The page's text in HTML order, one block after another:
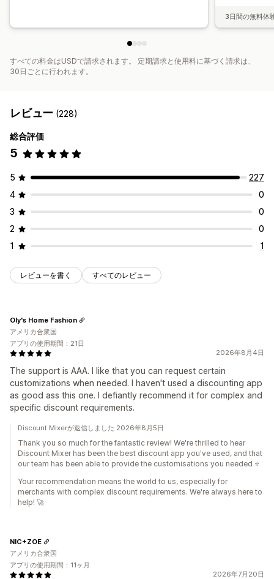
3日間の無料体
すべての料金はUSDで請求されます。 定期請求と使用料に基づく請求は、
30日ごとに行われます。
レビュー (228)
総合評価
5
5
227
4
0
3
0
2
0
1
1
レビューを書く すべてのレビュー
2026年8月4日
The support is AAA. I like that you can request certain
customizations when needed. I haven't used a discounting app
as good ass this one. I defiantly recommend it for complex and
specific discount requirements.
Oly's Home Fashion
アメリカ合衆国
アプリの使用期間：21日
Discount Mixerが返信しました 2026年8月5日
Thank you so much for the fantastic review! We're thrilled to hear
Discount Mixer has been the best discount app you've used, and that
our team has been able to provide the customisations you needed ⭐
Your recommendation means the world to us, especially for
merchants with complex discount requirements. We're always here to
help! 🚀
2026年7月20日
NIC+ZOE
アメリカ合衆国
アプリの使用期間：11ヶ月